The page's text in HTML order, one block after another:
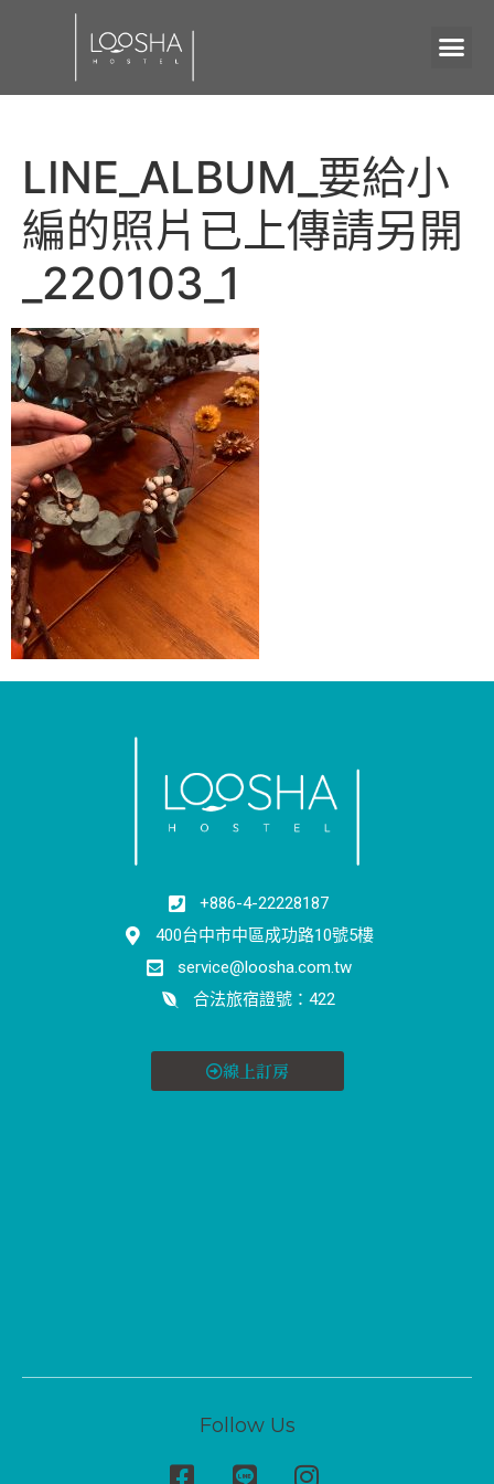
LINE_ALBUM_要給小
編的照片已上傳請另開
_220103_1
+886-4-22228187
400台中市中區成功路10號5樓
service@loosha.com.tw
合法旅宿證號：422
線上訂房
Follow Us